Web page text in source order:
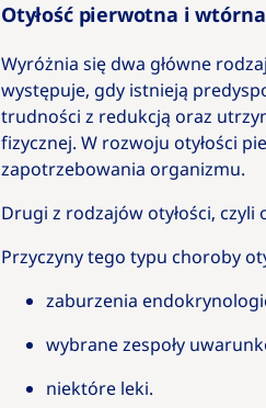
Otyłość pierwotna i wtórna
Wyróżnia się dwa główne
występuje, gdy istnieją
trudności z redukcją oraz
fizycznej. W rozwoju otyłości
zapotrzebowania organizmu.
Drugi z ​​rodzajów otyłości,
Przyczyny tego typu choroby
zaburzenia
wybrane zespoły
niektóre leki.